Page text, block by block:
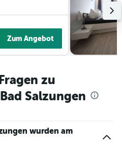
Zum Angebot
zu
Salzungen
wurden am